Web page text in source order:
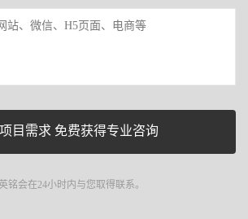
铭会在24小时内与您取得联系。